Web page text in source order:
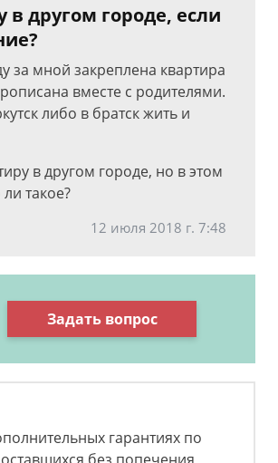
другом городе, если
за мной закреплена квартира
вместе с родителями.
либо в братск жить и
в другом городе, но в этом
такое?
12 июля 2018 г. 7:48
Задать вопрос
гарантиях по